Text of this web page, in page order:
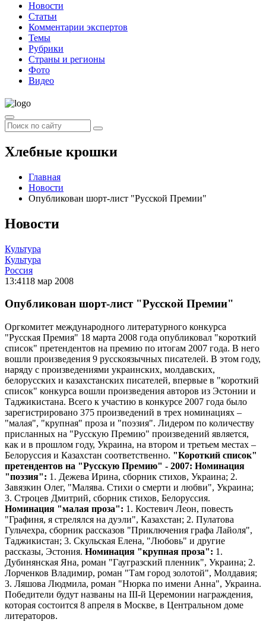
Новости
Статьи
Комментарии экспертов
Темы
Рубрики
Страны и регионы
Фото
Видео
Хлебные крошки
Главная
Новости
Опубликован шорт-лист "Русской Премии"
Новости
Культура
Культура
Россия
13:4118 мар 2008
Опубликован шорт-лист "Русской Премии"
Оргкомитет международного литературного конкурса
"Русская Премия" 18 марта 2008 года опубликовал "короткий
список" претендентов на премию по итогам 2007 года. В него
вошли произведения 9 русскоязычных писателей. В этом году,
наряду с произведениями украинских, молдавских,
белорусских и казахстанских писателей, впервые в "короткий
список" конкурса вошли произведения авторов из Эстонии и
Таджикистана. Всего к участию в конкурсе 2007 года было
зарегистрировано 375 произведений в трех номинациях –
"малая", "крупная" проза и "поэзия". Лидером по количеству
присланных на "Русскую Премию" произведений является,
как и в прошлом году, Украина, на втором и третьем местах –
Белоруссия и Казахстан соответственно. "Короткий список"
претендентов на "Русскую Премию" - 2007: Номинация
"поэзия": 1. Дежева Ирина, сборник стихов, Украина; 2.
Завязкин Олег, "Малява. Стихи о смерти и любви", Украина;
3. Строцев Дмитрий, сборник стихов, Белоруссия.
Номинация "малая проза": 1. Костевич Леон, повесть
"Графиня, я стрелялся на дуэли", Казахстан; 2. Пулатова
Гульчехра, сборник рассказов "Приключения графа Лайоля",
Таджикистан; 3. Скульская Елена, "Любовь" и другие
рассказы, Эстония. Номинация "крупная проза": 1.
Дубинянская Яна, роман "Гаугразский пленник", Украина; 2.
Лорченков Владимир, роман "Там город золотой", Молдавия;
3. Ляшова Людмила, роман "Нюрка по имени Анна", Украина.
Победители будут названы на III-й Церемонии награждения,
которая состоится 8 апреля в Москве, в Центральном доме
литераторов.